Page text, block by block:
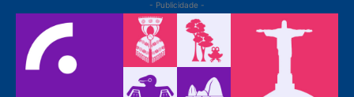
- Publicidade -